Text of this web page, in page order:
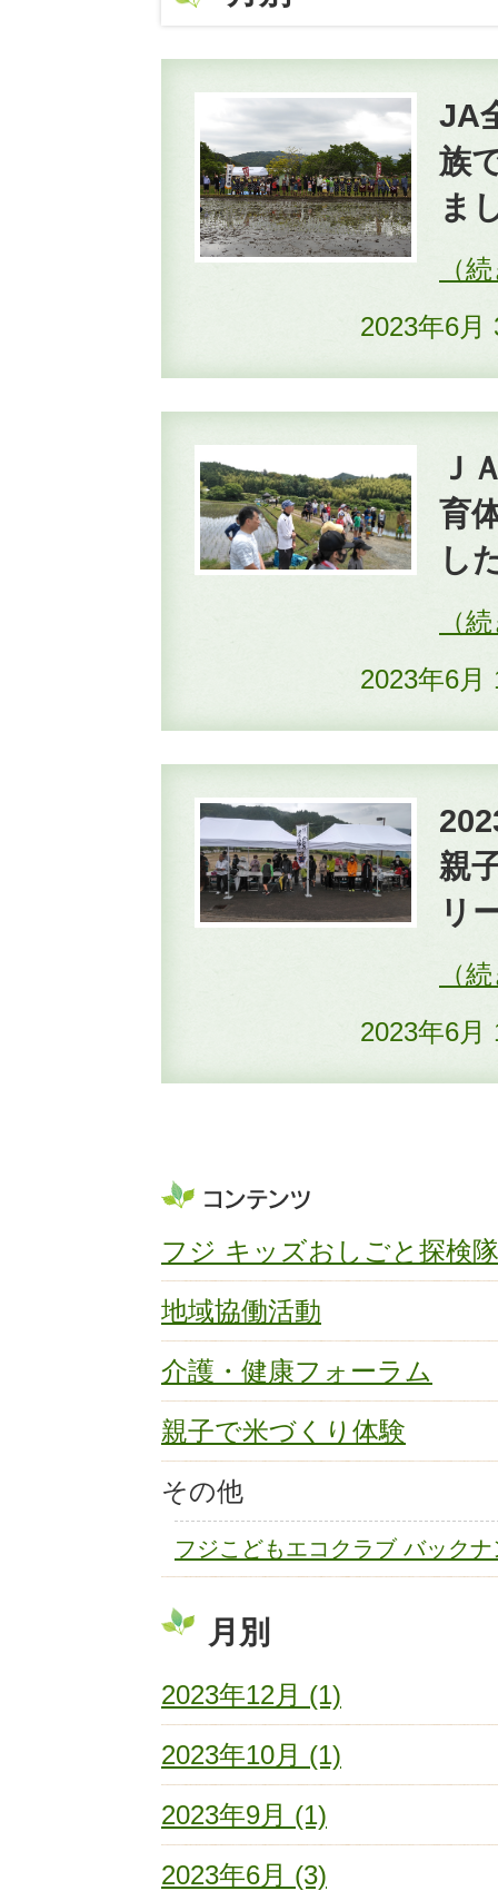
JA
族
ま
2023年6月
Ｊ
育
し
2023年6月
親
リ
2023年6月
フジ キッズおしごと探検隊
地域協働活動
介護・健康フォーラム
親子で米づくり体験
その他
フジこどもエコクラブ バック
月別
2023年12月 (1)
2023年10月 (1)
2023年9月 (1)
2023年6月 (3)